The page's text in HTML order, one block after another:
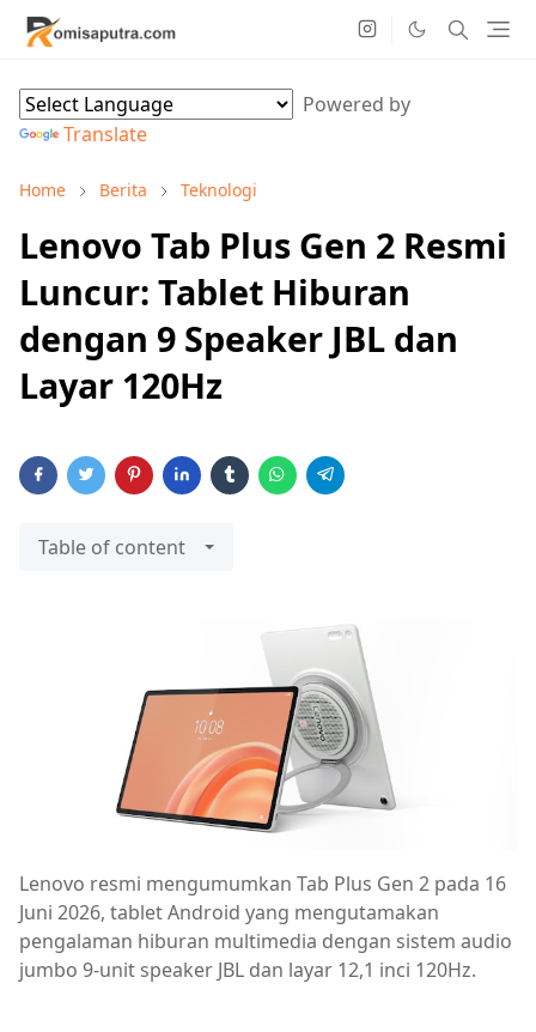
Powered by
Translate
Home Berita Teknologi
Lenovo Tab Plus Gen 2 Resmi
Luncur: Tablet Hiburan
dengan 9 Speaker JBL dan
Layar 120Hz
Table of content
Lenovo resmi mengumumkan Tab Plus Gen 2 pada 16
Juni 2026, tablet Android yang mengutamakan
pengalaman hiburan multimedia dengan sistem audio
jumbo 9-unit speaker JBL dan layar 12,1 inci 120Hz.